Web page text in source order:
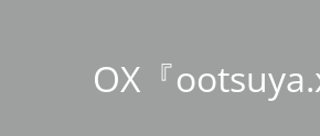
OX『